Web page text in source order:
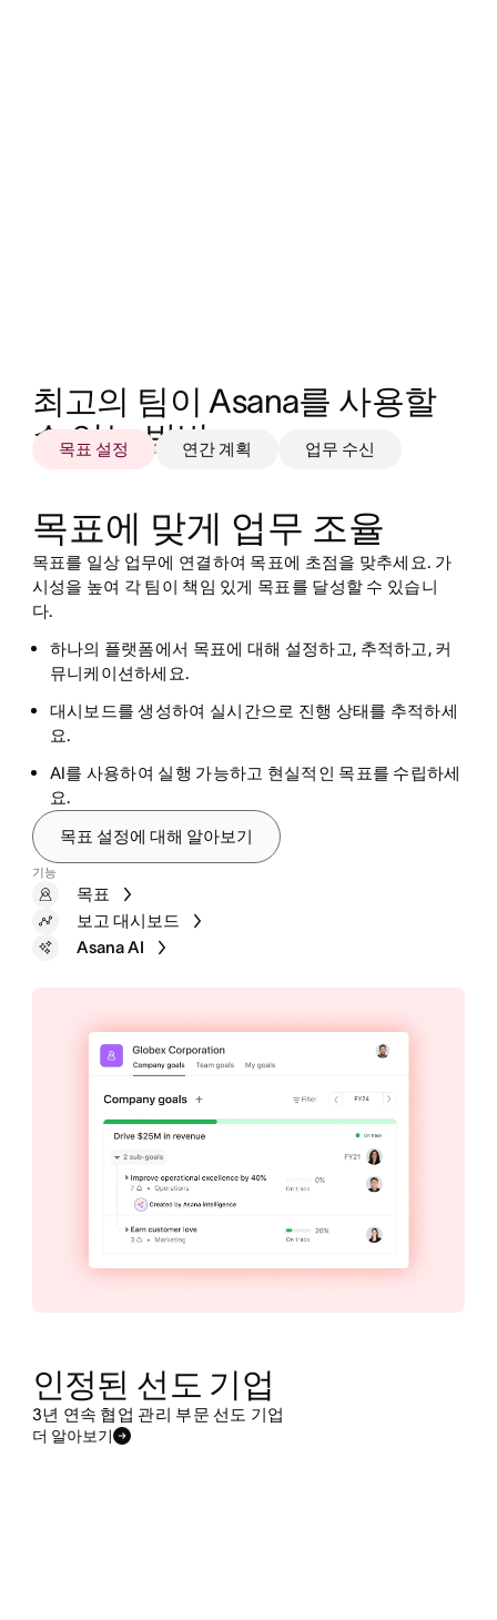
최고의 팀이 Asana를 사용할
수 있는 방법
목표 설정 연간 계획 업무 수신
목표에 맞게 업무 조율
목표를 일상 업무에 연결하여 목표에 초점을 맞추세요. 가
시성을 높여 각 팀이 책임 있게 목표를 달성할 수 있습니
다.
하나의 플랫폼에서 목표에 대해 설정하고, 추적하고, 커
뮤니케이션하세요.
대시보드를 생성하여 실시간으로 진행 상태를 추적하세
요.
AI를 사용하여 실행 가능하고 현실적인 목표를 수립하세
요.
목표 설정에 대해 알아보기
기능
목표
보고 대시보드
Asana AI
새로운 이니셔티브에 대한 워크로드와 리소스 요구를 예
진행 상태를 실시간으로 추적하여 계획을 계획대로 진행
사각지대 식별과 옵션 찾기에 AI를 사용하세요.
워크로드
시간 추적
Asana AI
업무 요청을 표준화하여 팀이 원활하게 작업의 우선순위
를 지정하고 완료할 수 있도록 합니다.
루틴 자동화로 시간 단축/오류 감소.
한 곳에서 모든 워크플로를 모니터링하고 조직 전체에
변경 사항을 즉시 적용하세요.
양식
규칙
Bundles
인정된 선도 기업
3년 연속 협업 관리 부문 선도 기업
더 알아보기